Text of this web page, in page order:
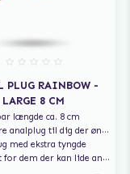
PLUG RAINBOW -
LARGE 8 CM
længde ca. 8 cm
til dig der ønsker at blive fyldt
med ekstra tyngde
der kan lide analsex og analt sexlegetøj